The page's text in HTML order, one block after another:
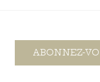
ABONNEZ-